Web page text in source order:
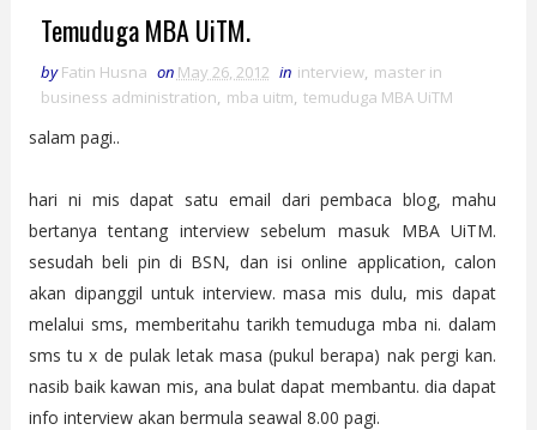
Temuduga MBA UiTM.
by Fatin Husna on May 26, 2012 in interview, master in
business administration, mba uitm, temuduga MBA UiTM
salam pagi..
hari ni mis dapat satu email dari pembaca blog, mahu
bertanya tentang interview sebelum masuk MBA UiTM.
sesudah beli pin di BSN, dan isi online application, calon
akan dipanggil untuk interview. masa mis dulu, mis dapat
melalui sms, memberitahu tarikh temuduga mba ni. dalam
sms tu x de pulak letak masa (pukul berapa) nak pergi kan.
nasib baik kawan mis, ana bulat dapat membantu. dia dapat
info interview akan bermula seawal 8.00 pagi.